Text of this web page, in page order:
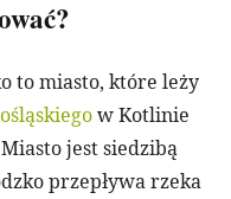
to miasto, które leży
w Kotlinie
jest siedzibą
przepływa rzeka